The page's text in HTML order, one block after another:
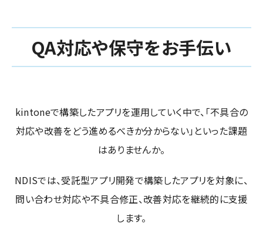
QA対応や保守をお手伝い
kintoneで構築したアプリを運用していく中で、「不具合の
対応や改善をどう進めるべきか分からない」といった課題
はありませんか。
NDISでは、受託型アプリ開発で構築したアプリを対象に、
問い合わせ対応や不具合修正、改善対応を継続的に支援
します。